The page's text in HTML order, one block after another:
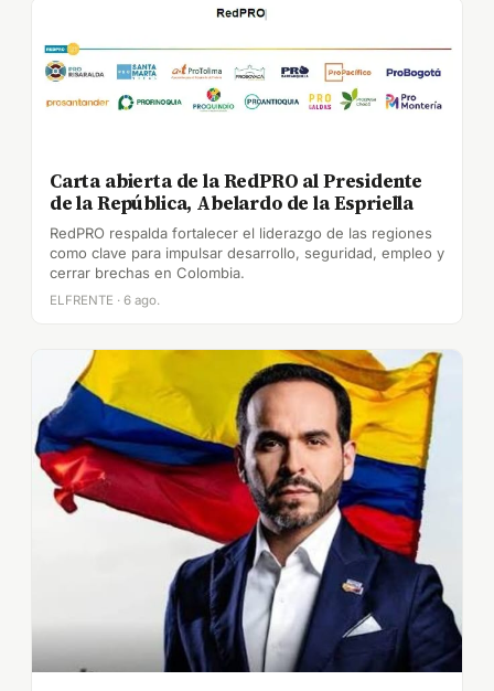
Carta abierta de la RedPRO al Presidente
de la República, Abelardo de la Espriella
RedPRO respalda fortalecer el liderazgo de las regiones
como clave para impulsar desarrollo, seguridad, empleo y
cerrar brechas en Colombia.
ELFRENTE · 6 ago.